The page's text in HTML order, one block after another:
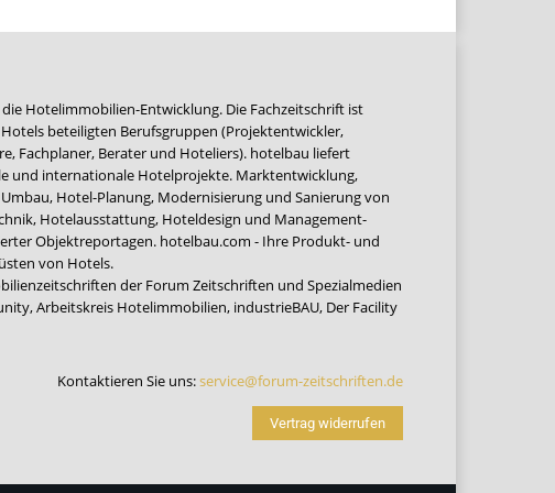
Hotelimmobilien-Entwicklung. Die Fachzeitschrift ist
beteiligten Berufsgruppen (Projektentwickler,
Fachplaner, Berater und Hoteliers). hotelbau liefert
und internationale Hotelprojekte. Marktentwicklung,
Hotel-Planung, Modernisierung und Sanierung von
Hotelausstattung, Hoteldesign und Management-
Objektreportagen. hotelbau.com - Ihre Produkt- und
von Hotels.
der Forum Zeitschriften und Spezialmedien
,Arbeitskreis Hotelimmobilien, industrieBAU, Der Facility
Kontaktieren Sie uns:service@forum-zeitschriften.de
Vertrag widerrufen